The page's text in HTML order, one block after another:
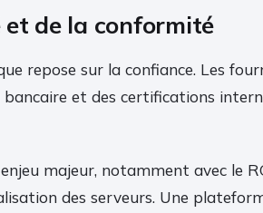
et de la conformité
repose sur la confiance. Les
bancaire et des certifications
majeur, notamment avec le
des serveurs. Une